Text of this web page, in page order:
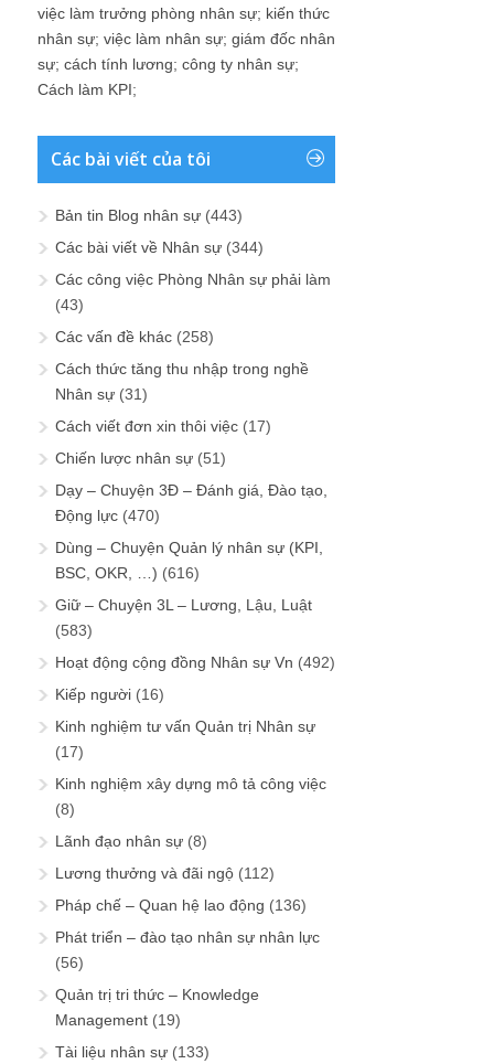
việc làm trưởng phòng nhân sự; kiến thức
nhân sự; việc làm nhân sự; giám đốc nhân
sự; cách tính lương; công ty nhân sự;
Cách làm KPI;
Các bài viết của tôi
Bản tin Blog nhân sự (443)
Các bài viết về Nhân sự (344)
Các công việc Phòng Nhân sự phải làm
(43)
Các vấn đề khác (258)
Cách thức tăng thu nhập trong nghề
Nhân sự (31)
Cách viết đơn xin thôi việc (17)
Chiến lược nhân sự (51)
Dạy – Chuyện 3Đ – Đánh giá, Đào tạo,
Động lực (470)
Dùng – Chuyện Quản lý nhân sự (KPI,
BSC, OKR, …) (616)
Giữ – Chuyện 3L – Lương, Lậu, Luật
(583)
Hoạt động cộng đồng Nhân sự Vn (492)
Kiếp người (16)
Kinh nghiệm tư vấn Quản trị Nhân sự
(17)
Kinh nghiệm xây dựng mô tả công việc
(8)
Lãnh đạo nhân sự (8)
Lương thưởng và đãi ngộ (112)
Pháp chế – Quan hệ lao động (136)
Phát triển – đào tạo nhân sự nhân lực
(56)
Quản trị tri thức – Knowledge
Management (19)
Tài liệu nhân sự (133)